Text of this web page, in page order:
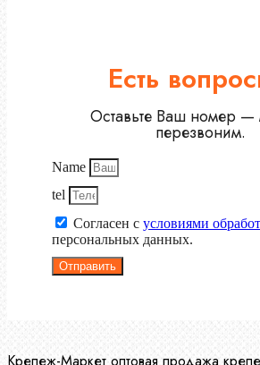
Есть
Оставьте Ваш номер
перезвоним.
Name
tel
Согласен с условиями
персональных данных.
Отправить